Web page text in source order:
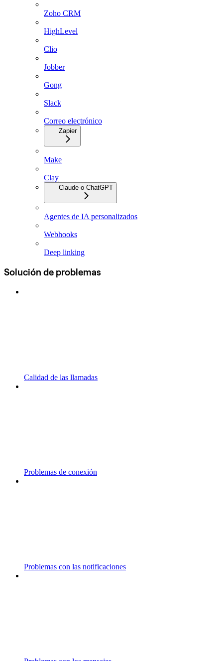
Zoho CRM
HighLevel
Clio
Jobber
Gong
Slack
Correo electrónico
Zapier
Make
Clay
Claude o ChatGPT
Agentes de IA personalizados
Webhooks
Deep linking
Solución de problemas
Calidad de las llamadas
Problemas de conexión
Problemas con las notificaciones